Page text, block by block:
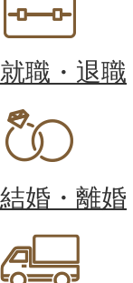
就職・退職
結婚・離婚